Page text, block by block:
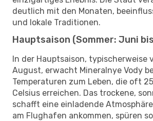
deutlich mit den Monaten,
und lokale Traditionen.
Hauptsaison (Sommer: Juni
In der Hauptsaison, typischerweise
August, erwacht Mineralnye Vody
Temperaturen zum Leben, die oft
Celsius erreichen. Das trockene,
schafft eine einladende
am Flughafen ankommen, spüren